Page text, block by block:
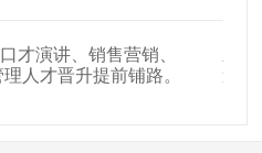
才演讲、销售营销、
人才晋升提前铺路。
遍布